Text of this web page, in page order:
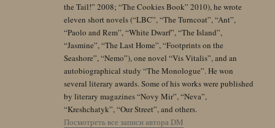
the Tail!” 2008; “The Cookies Book” 2010), he wrote
eleven short novels (“LBC”, “The Turncoat”, “Ant”,
“Paolo and Rem”, “White Dwarf”, “The Island”,
“Jasmine”, “The Last Home”, “Footprints on the
Seashore”, “Nemo”), one novel “Vis Vitalis”, and an
autobiographical study “The Monologue”. He won
several literary awards. Some of his works were published
by literary magazines “Novy Mir”, “Neva”,
“Kreshchatyk”, “Our Street”, and others.
Посмотреть все записи автора DM